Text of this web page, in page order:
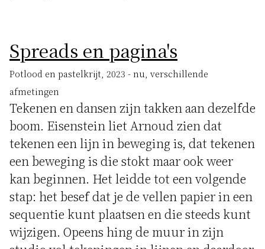
Spreads en pagina's
Potlood en pastelkrijt, 2023 - nu, verschillende
afmetingen
Tekenen en dansen zijn takken aan dezelfde
boom. Eisenstein liet Arnoud zien dat
tekenen een lijn in beweging is, dat tekenen
een beweging is die stokt maar ook weer
kan beginnen. Het leidde tot een volgende
stap: het besef dat je de vellen papier in een
sequentie kunt plaatsen en die steeds kunt
wijzigen. Opeens hing de muur in zijn